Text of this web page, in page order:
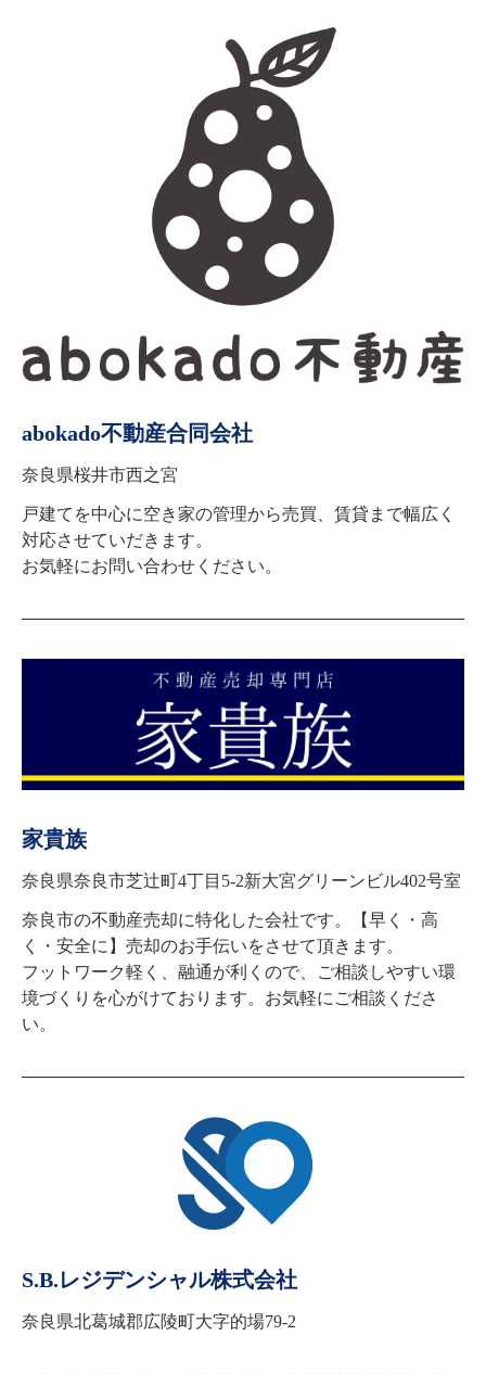
abokado不動産合同会社
奈良県桜井市西之宮
戸建てを中心に空き家の管理から売買、賃貸まで幅広く
対応させていだきます。
お気軽にお問い合わせください。
家貴族
奈良県奈良市芝辻町4丁目5-2新大宮グリーンビル402号室
奈良市の不動産売却に特化した会社です。【早く・高
く・安全に】売却のお手伝いをさせて頂きます。
フットワーク軽く、融通が利くので、ご相談しやすい環
境づくりを心がけております。お気軽にご相談くださ
い。
S.B.レジデンシャル株式会社
奈良県北葛城郡広陵町大字的場79-2